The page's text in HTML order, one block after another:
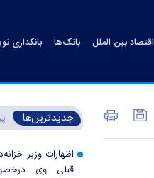
اقتصاد بین الملل بانک‌ها بانکداری
جدیدترین‌ها
اظهارات وزیر
قبلی وی